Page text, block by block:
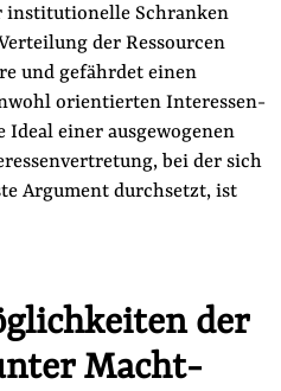
Instagram
YoutubeLinkedIn
Feed
institutionelle Schranken
der Ressourcen
und gefährdet einen
orientierten Interessen­
Ideal einer ausgewogenen
bei der sich
Argument durchsetzt, ist
der
Macht­